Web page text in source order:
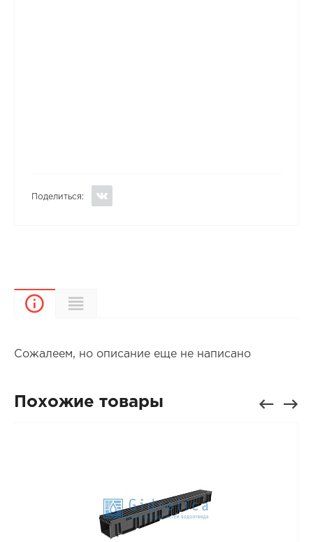
Поделиться:
Описание
Сожалеем, но описание еще не написано
Похожие товары